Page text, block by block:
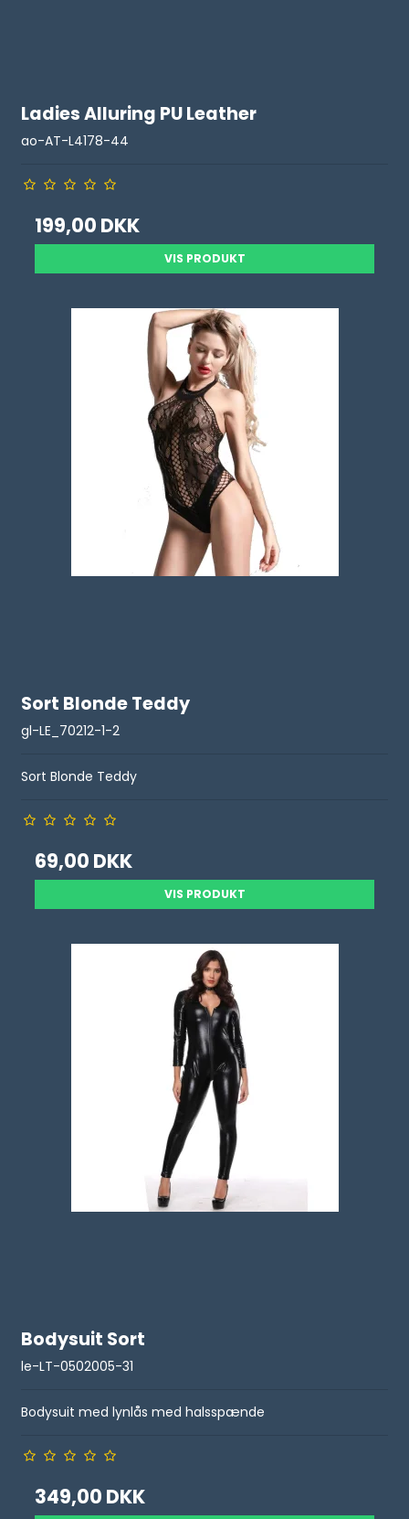
Ladies Alluring PU Leather
ao-AT-L4178-44
199,00 DKK
VIS PRODUKT
Sort Blonde Teddy
gl-LE_70212-1-2
Sort Blonde Teddy
69,00 DKK
VIS PRODUKT
Bodysuit Sort
le-LT-0502005-31
Bodysuit med lynlås med halsspænde
349,00 DKK